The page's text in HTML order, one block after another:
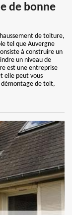
de bonne
de toiture,
tel que Auvergne
à construire un
un niveau de
est une entreprise
elle peut vous
démontage de toit,